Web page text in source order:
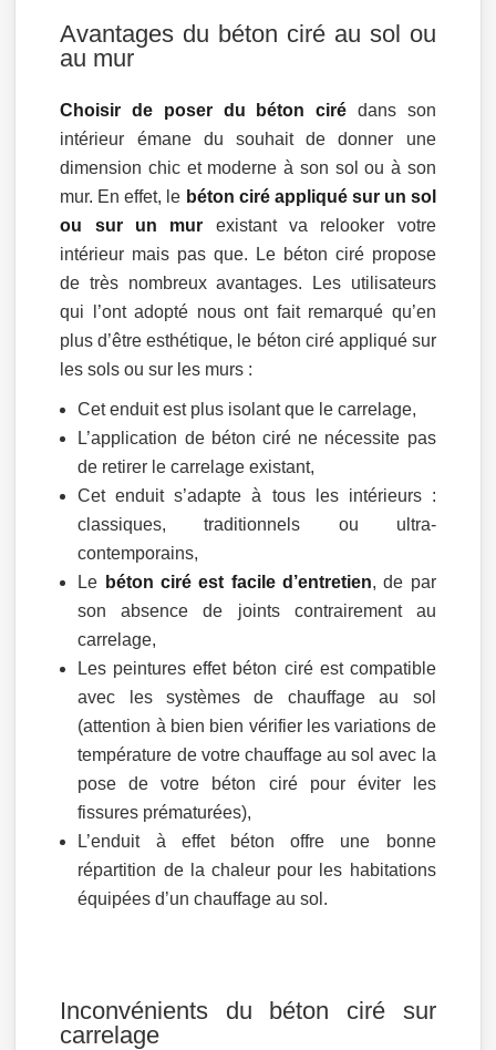
Avantages du béton ciré au sol ou
au mur
Choisir de poser du béton ciré dans son
intérieur émane du souhait de donner une
dimension chic et moderne à son sol ou à son
mur. En effet, le béton ciré appliqué sur un sol
ou sur un mur existant va relooker votre
intérieur mais pas que. Le béton ciré propose
de très nombreux avantages. Les utilisateurs
qui l’ont adopté nous ont fait remarqué qu’en
plus d’être esthétique, le béton ciré appliqué sur
les sols ou sur les murs :
Cet enduit est plus isolant que le carrelage,
L’application de béton ciré ne nécessite pas
de retirer le carrelage existant,
Cet enduit s’adapte à tous les intérieurs :
classiques, traditionnels ou ultra-
contemporains,
Le béton ciré est facile d’entretien, de par
son absence de joints contrairement au
carrelage,
Les peintures effet béton ciré est compatible
avec les systèmes de chauffage au sol
(attention à bien bien vérifier les variations de
température de votre chauffage au sol avec la
pose de votre béton ciré pour éviter les
fissures prématurées),
L’enduit à effet béton offre une bonne
répartition de la chaleur pour les habitations
équipées d’un chauffage au sol.
Inconvénients du béton ciré sur
carrelage